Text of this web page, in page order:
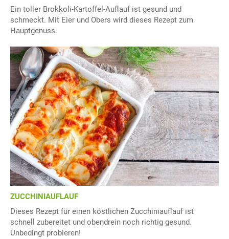
Ein toller Brokkoli-Kartoffel-Auflauf ist gesund und
schmeckt. Mit Eier und Obers wird dieses Rezept zum
Hauptgenuss.
ZUCCHINIAUFLAUF
Dieses Rezept für einen köstlichen Zucchiniauflauf ist
schnell zubereitet und obendrein noch richtig gesund.
Unbedingt probieren!